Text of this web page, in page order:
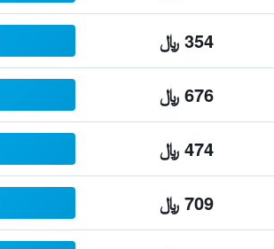
354 ﷼
676 ﷼
474 ﷼
709 ﷼